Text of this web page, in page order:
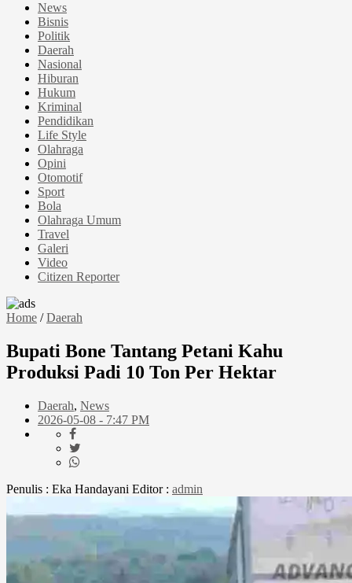
News
Bisnis
Politik
Daerah
Nasional
Hiburan
Hukum
Kriminal
Pendidikan
Life Style
Olahraga
Opini
Otomotif
Sport
Bola
Olahraga Umum
Travel
Galeri
Video
Citizen Reporter
Home /Daerah
Bupati Bone Tantang Petani Kahu
Produksi Padi 10 Ton Per Hektar
Daerah, News
2026-05-08 - 7:47 PM
Penulis : Eka Handayani Editor : admin